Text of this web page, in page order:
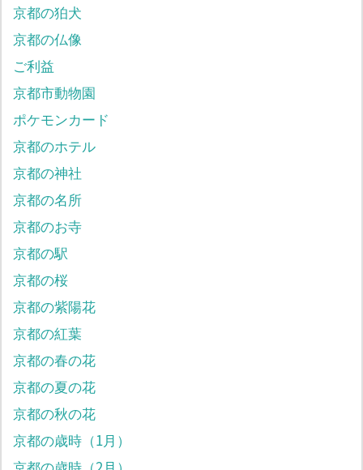
京都の狛犬
京都の仏像
ご利益
京都市動物園
ポケモンカード
京都のホテル
京都の神社
京都の名所
京都のお寺
京都の駅
京都の桜
京都の紫陽花
京都の紅葉
京都の春の花
京都の夏の花
京都の秋の花
京都の歳時（1月）